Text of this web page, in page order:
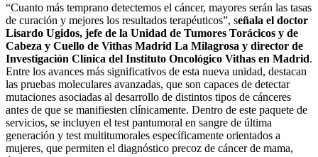
“Cuanto más temprano detectemos el cáncer, mayores serán las tasas
de curación y mejores los resultados terapéuticos”, señala el doctor
Lisardo Ugidos, jefe de la Unidad de Tumores Torácicos y de
Cabeza y Cuello de Vithas Madrid La Milagrosa y director de
Investigación Clínica del Instituto Oncológico Vithas en Madrid.
Entre los avances más significativos de esta nueva unidad, destacan
las pruebas moleculares avanzadas, que son capaces de detectar
mutaciones asociadas al desarrollo de distintos tipos de cánceres
antes de que se manifiesten clínicamente. Dentro de este paquete de
servicios, se incluyen el test pantumoral en sangre de última
generación y test multitumorales específicamente orientados a
mujeres, que permiten el diagnóstico precoz de cáncer de mama,